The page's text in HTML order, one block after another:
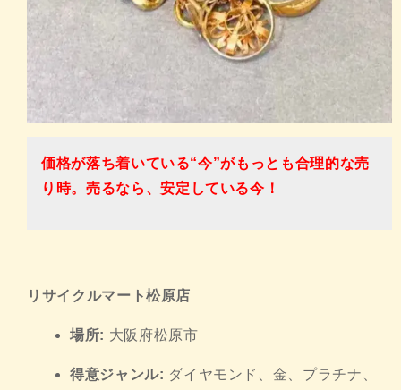
価格が落ち着いている“今”がもっとも合理的な売
り時。 売るなら、安定している今！
リサイクルマート松原店
場所: 大阪府松原市
得意ジャンル: ダイヤモンド、金、プラチナ、